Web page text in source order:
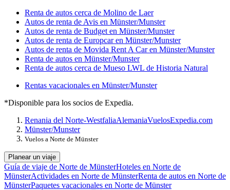
Renta de autos cerca de Molino de Laer
Autos de renta de Avis en Münster/Munster
Autos de renta de Budget en Münster/Munster
Autos de renta de Europcar en Münster/Munster
Autos de renta de Movida Rent A Car en Münster/Munster
Renta de autos en Münster/Munster
Renta de autos cerca de Mueso LWL de Historia Natural
Rentas vacacionales en Münster/Munster
*Disponible para los socios de Expedia.
Renania del Norte-WestfaliaAlemaniaVuelosExpedia.com
Münster/Munster
Vuelos a Norte de Münster
Planear un viaje
Guía de viaje de Norte de MünsterHoteles en Norte de
MünsterActividades en Norte de MünsterRenta de autos en Norte de
MünsterPaquetes vacacionales en Norte de Münster